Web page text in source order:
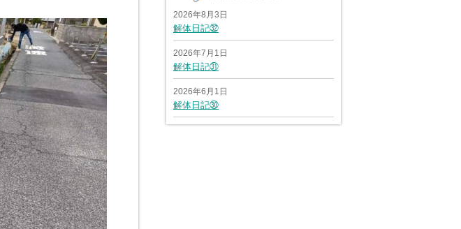
2026年8月3日
解体日記㉜
2026年7月1日
解体日記㉛
2026年6月1日
解体日記㉚